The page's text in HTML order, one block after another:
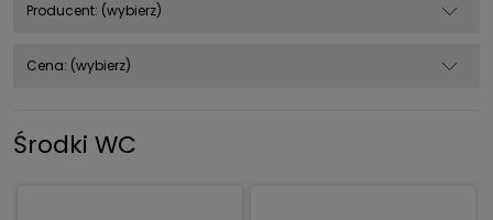
Producent: (wybierz)
Cena: (wybierz)
Środki WC